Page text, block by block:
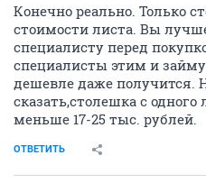
Конечно реально. Только
стоимости листа. Вы
специалисту перед
специалисты этим и
дешевле даже получится.
сказать,столешка с
меньше 17-25 тыс. рублей.
ОТВЕТИТЬ